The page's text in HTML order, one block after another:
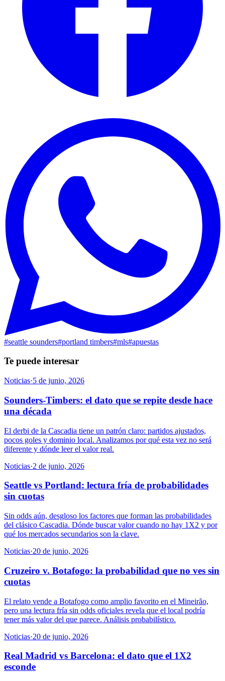
#seattle sounders#portland timbers#mls#apuestas
Te puede interesar
Noticias·5 de junio, 2026
Sounders-Timbers: el dato que se repite desde hace
una década
El derbi de la Cascadia tiene un patrón claro: partidos ajustados,
pocos goles y dominio local. Analizamos por qué esta vez no será
diferente y dónde leer el valor real.
Noticias·2 de junio, 2026
Seattle vs Portland: lectura fría de probabilidades
sin cuotas
Sin odds aún, desgloso los factores que forman las probabilidades
del clásico Cascadia. Dónde buscar valor cuando no hay 1X2 y por
qué los mercados secundarios son la clave.
Noticias·20 de junio, 2026
Cruzeiro v. Botafogo: la probabilidad que no ves sin
cuotas
El relato vende a Botafogo como amplio favorito en el Mineirão,
pero una lectura fría sin odds oficiales revela que el local podría
tener más valor del que parece. Análisis probabilístico.
Noticias·20 de junio, 2026
Real Madrid vs Barcelona: el dato que el 1X2
esconde